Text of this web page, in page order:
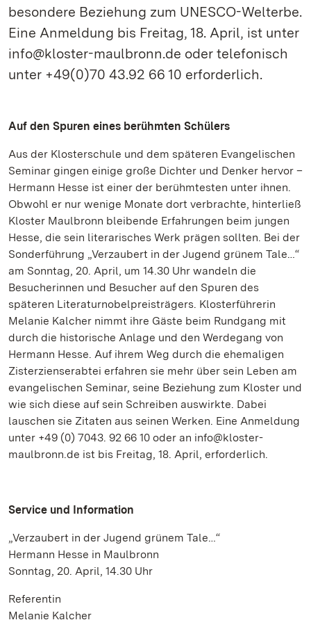
besondere Beziehung zum UNESCO-Welterbe.
Eine Anmeldung bis Freitag, 18. April, ist unter
info@kloster-maulbronn.de oder telefonisch
unter +49(0)70 43.92 66 10 erforderlich.
Auf den Spuren eines berühmten Schülers
Aus der Klosterschule und dem späteren Evangelischen
Seminar gingen einige große Dichter und Denker hervor –
Hermann Hesse ist einer der berühmtesten unter ihnen.
Obwohl er nur wenige Monate dort verbrachte, hinterließ
Kloster Maulbronn bleibende Erfahrungen beim jungen
Hesse, die sein literarisches Werk prägen sollten. Bei der
Sonderführung „Verzaubert in der Jugend grünem Tale…“
am Sonntag, 20. April, um 14.30 Uhr wandeln die
Besucherinnen und Besucher auf den Spuren des
späteren Literaturnobelpreisträgers. Klosterführerin
Melanie Kalcher nimmt ihre Gäste beim Rundgang mit
durch die historische Anlage und den Werdegang von
Hermann Hesse. Auf ihrem Weg durch die ehemaligen
Zisterzienserabtei erfahren sie mehr über sein Leben am
evangelischen Seminar, seine Beziehung zum Kloster und
wie sich diese auf sein Schreiben auswirkte. Dabei
lauschen sie Zitaten aus seinen Werken. Eine Anmeldung
unter +49 (0) 7043. 92 66 10 oder an info@kloster-
maulbronn.de ist bis Freitag, 18. April, erforderlich.
Service und Information
„Verzaubert in der Jugend grünem Tale…“
Hermann Hesse in Maulbronn
Sonntag, 20. April, 14.30 Uhr
Referentin
Melanie Kalcher